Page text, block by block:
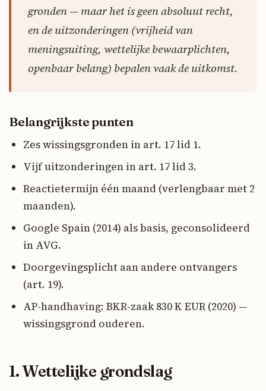
gronden — maar het is geen absoluut recht,
en de uitzonderingen (vrijheid van
meningsuiting, wettelijke bewaarplichten,
openbaar belang) bepalen vaak de uitkomst.
Belangrijkste punten
Zes wissingsgronden in art. 17 lid 1.
Vijf uitzonderingen in art. 17 lid 3.
Reactietermijn één maand (verlengbaar met 2
maanden).
Google Spain (2014) als basis, geconsolideerd
in AVG.
Doorgevingsplicht aan andere ontvangers
(art. 19).
AP-handhaving: BKR-zaak 830 K EUR (2020) —
wissingsgrond ouderen.
1. Wettelijke grondslag